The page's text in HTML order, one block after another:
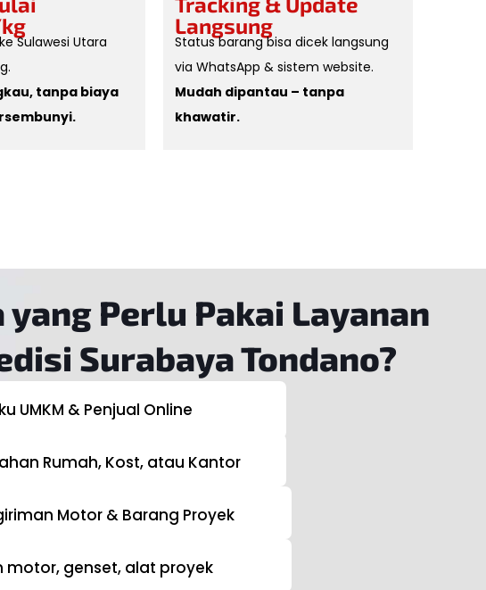
Sulawesi Utara
tanpa biaya
Langsung
Status barang bisa dicek langsung
via WhatsApp & sistem website.
Mudah dipantau – tanpa
khawatir.
yang Perlu Pakai Layanan
Surabaya Tondano?
UMKM & Penjual Online
Rumah, Kost, atau Kantor
Motor & Barang Proyek
motor, genset, alat proyek